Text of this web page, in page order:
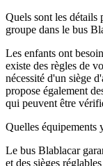
Quels sont les détails
groupe dans le bus
Les enfants ont
existe des règles de
nécessité d'un siège
propose également
qui peuvent être
Quelles équipements
Le bus Blablacar
et des sièges